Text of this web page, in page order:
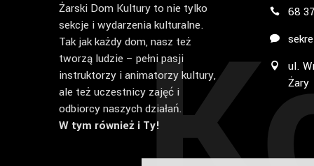
Żarski Dom Kultury to nie tylko
sekcje i wydarzenia kulturalne.
Tak jak każdy dom, nasz też
tworzą ludzie – pełni pasji
instruktorzy i animatorzy kultury,
ale też uczestnicy zajęć i
odbiorcy naszych działań.
W tym również i Ty!
68
ul.
Żary